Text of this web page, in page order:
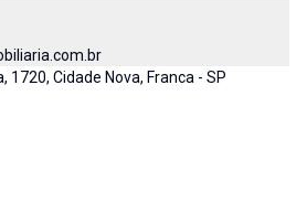
1720, Cidade Nova, Franca - SP